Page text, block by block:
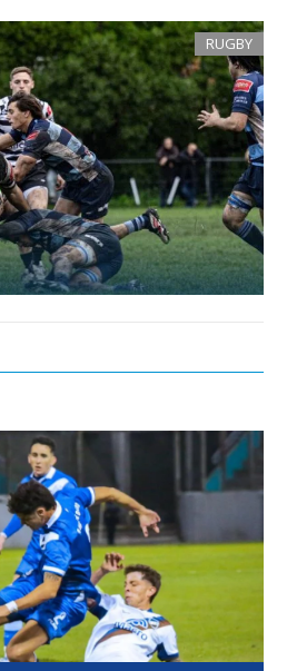
RUGBY